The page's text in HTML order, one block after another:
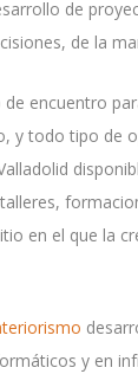
de
de la
encuentro
y todo tipo de
en el que la
y en